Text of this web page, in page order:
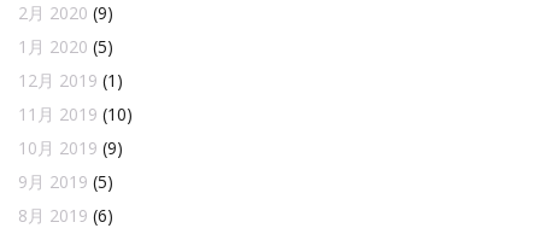
2月 2020 (9)
1月 2020 (5)
12月 2019 (1)
11月 2019 (10)
10月 2019 (9)
9月 2019 (5)
8月 2019 (6)